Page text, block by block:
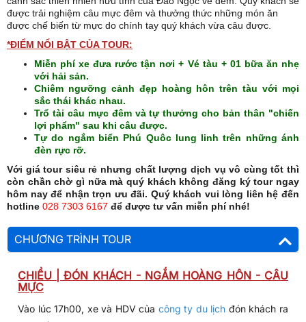
được trải nghiệm câu mực đêm và thưởng thức những món ăn
được chế biến từ mực do chính tay quý khách vừa câu được.
*ĐIỂM NỔI BẬT CỦA TOUR:
Miễn phí xe đưa rước tận nơi + Vé tàu + 01 bữa ăn nhẹ
với hải sản.
Chiêm ngưỡng cảnh đẹp hoàng hôn trên tàu với mọi
sắc thái khác nhau.
Trổ tài câu mực đêm và tự thưởng cho bản thân "chiến
lợi phẩm" sau khi câu được.
Tự do ngắm biển Phú Quôc lung linh trên những ánh
đèn rực rỡ.
Với giá tour siêu rẻ nhưng chất lượng dịch vụ vô cùng tốt thì
còn chần chờ gì nữa mà quý khách không đăng ký tour ngay
hôm nay để nhận trọn ưu đãi. Quý khách vui lòng liên hệ đến
hotline 028 7303 6167 để được tư vấn miễn phí nhé!
CHƯƠNG TRÌNH TOUR
CHIỀU | ĐÓN KHÁCH - NGẮM HOÀNG HÔN - CÂU
MỰC
Vào lúc 17h00, xe và HDV của công ty du lịch đón khách ra